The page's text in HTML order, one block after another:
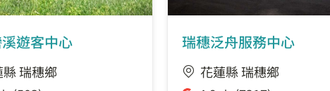
遊客中心
瑞穗鄉
瑞穗泛舟服務中心
花蓮縣 瑞穗鄉